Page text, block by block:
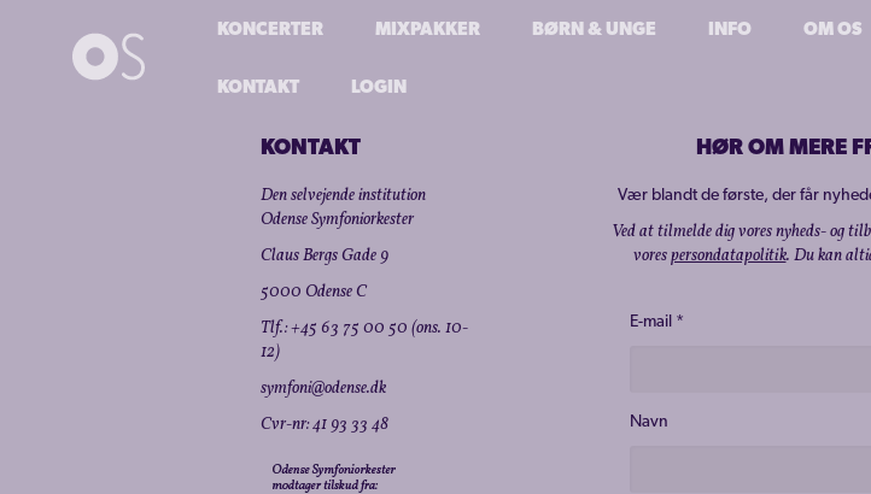
KONCERTER MIXPAKKER BØRN & UNGE INFO OM OS
KONTAKT LOGIN
KONTAKT
Den selvejende institution
Odense Symfoniorkester
Claus Bergs Gade 9
5000 Odense C
Tlf.: +45 63 75 00 50 (ons. 10-
12)
symfoni@odense.dk
Cvr-nr: 41 93 33 48
HØR OM MERE
Vær blandt de første, der får
Ved at tilmelde dig vores nyheds- og
vorespersondatapolitik. Du kan
E-mail *
Navn